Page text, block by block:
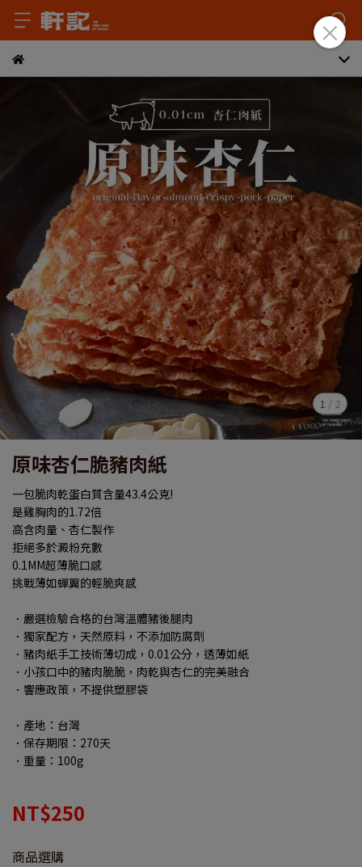
1 / 2
原味杏仁脆豬肉紙
一包脆肉乾蛋白質含量43.4公克!
是雞胸肉的1.72倍
高含肉量、杏仁製作
拒絕多於澱粉充數
0.1MM超薄脆口感
挑戰薄如蟬翼的輕脆爽感
．嚴選檢驗合格的台灣溫體豬後腿肉
．獨家配方，天然原料，不添加防腐劑
．豬肉紙手工技術薄切成，0.01公分，透薄如紙
．小孩口中的豬肉脆脆，肉乾與杏仁的完美融合
．響應政策，不提供塑膠袋
．產地：台灣
．保存期限：270天
．重量：100g
NT$250
商品選購